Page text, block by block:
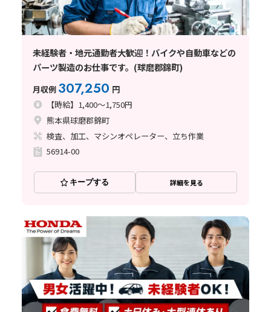
未経験者・地元通勤者大歓迎！バイクや自動車などの
パーツ製造のお仕事です。(球磨郡錦町)
月収例 307,250 円
【時給】1,400～1,750円
熊本県球磨郡錦町
検査、加工、マシンオペレーター、立ち作業
56914-00
キープする 詳細を見る